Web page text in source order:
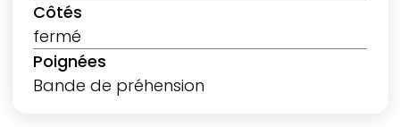
Côtés
fermé
Poignées
Bande de préhension